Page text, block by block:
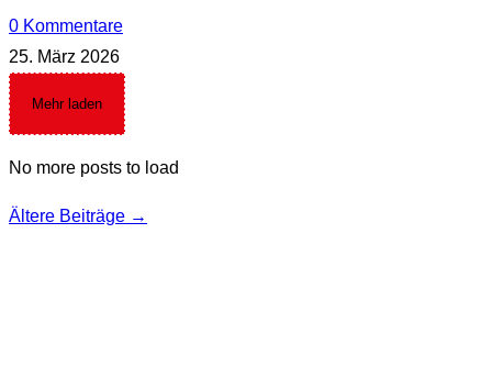
0 Kommentare
25. März 2026
Mehr laden
No more posts to load
Ältere Beiträge →